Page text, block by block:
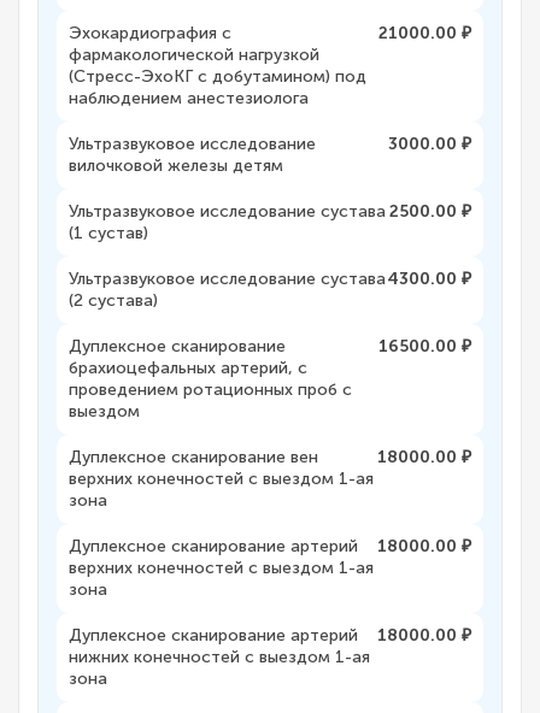
Эхокардиография с
фармакологической нагрузкой
(Стресс-ЭхоКГ с добутамином) под
наблюдением анестезиолога
21000.00 ₽
Ультразвуковое исследование
вилочковой железы детям
3000.00 ₽
Ультразвуковое исследование сустава
(1 сустав)
2500.00 ₽
Ультразвуковое исследование сустава
(2 сустава)
4300.00 ₽
Дуплексное сканирование
брахиоцефальных артерий, с
проведением ротационных проб с
выездом
16500.00 ₽
Дуплексное сканирование вен
верхних конечностей с выездом 1-ая
зона
18000.00 ₽
Дуплексное сканирование артерий
верхних конечностей с выездом 1-ая
зона
18000.00 ₽
Дуплексное сканирование артерий
нижних конечностей с выездом 1-ая
зона
18000.00 ₽